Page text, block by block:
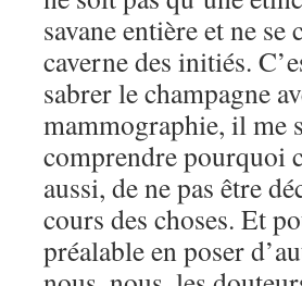
savane entière et ne
caverne des initiés.
sabrer le champagne
mammographie, il me
comprendre pourquoi
aussi, de ne pas être
cours des choses. Et
préalable en poser